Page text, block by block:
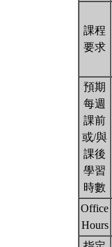
課程
要求
預期
每週
課前
或/與
課後
學習
時數
Office
Hours